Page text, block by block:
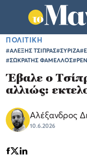
ΠΟΛΙΤΙΚΗ
#ΑΛΕΞΗΣ ΤΣΙΠΡΑΣ#ΣΥΡΙΖΑ
#ΣΩΚΡΑΤΗΣ ΦΑΜΕΛΛΟΣ
Έβαλε ο
αλλιώς:
Αλέξανδρος
10.6.2026